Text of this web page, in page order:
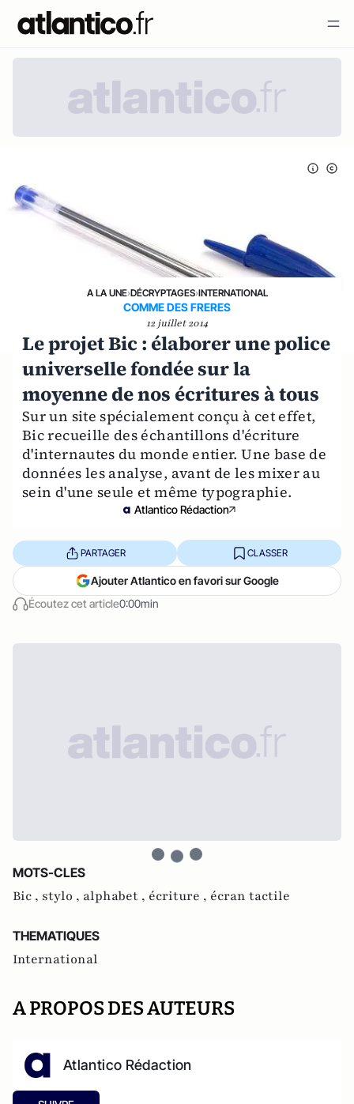
A LA UNE›DÉCRYPTAGES›INTERNATIONAL
COMME DES FRERES
12 juillet 2014
Le projet Bic : élaborer une police
universelle fondée sur la
moyenne de nos écritures à tous
Sur un site spécialement conçu à cet effet,
Bic recueille des échantillons d'écriture
d'internautes du monde entier. Une base de
données les analyse, avant de les mixer au
sein d'une seule et même typographie.
Atlantico Rédaction
Écoutez cet article0:00min
PARTAGER CLASSER
Ajouter Atlantico en favori sur Google
MOTS-CLES
Bic , stylo , alphabet , écriture , écran tactile
THEMATIQUES
International
A PROPOS DES AUTEURS
Atlantico Rédaction